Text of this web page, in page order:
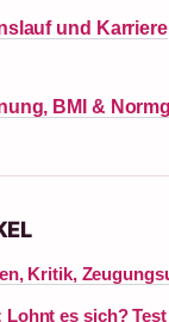
und Karriere
BMI &
Kritik,
es sich?